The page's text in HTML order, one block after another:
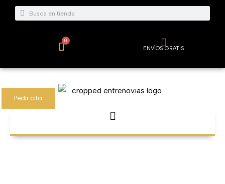
Buscar
Buscar
0
Carrito ENVÍOS GRATIS
Pedir cita